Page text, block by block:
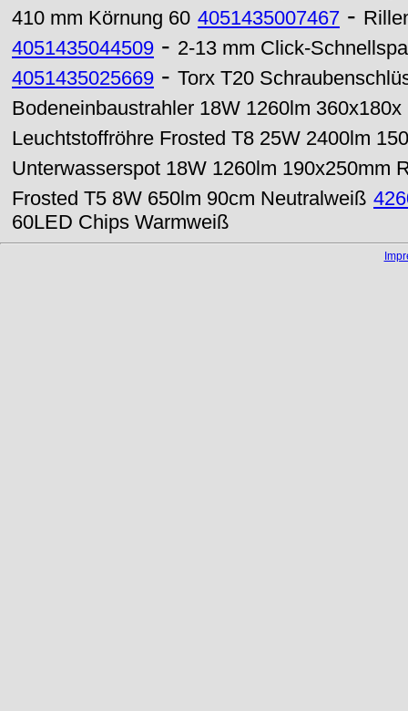
410 mm Körnung 60 4051435007467 -
4051435044509 - 2-13 mm Click-
4051435025669 - Torx T20
Bodeneinbaustrahler 18W 1260lm
Leuchtstoffröhre Frosted T8 25W 2400lm
Unterwasserspot 18W 1260lm 190x250mm
Frosted T5 8W 650lm 90cm Neutralweiß
60LED Chips Warmweiß